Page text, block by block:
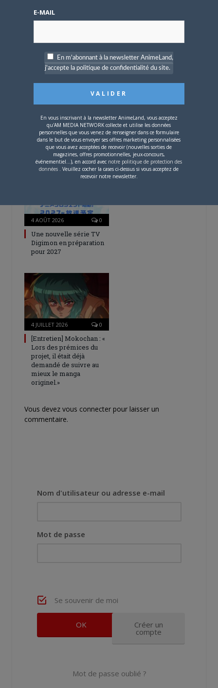
ARTICLES LIÉS
5 AOÛT 2026
L’AnimeLand Hors-Série
– Spécial Posters est
disponible !
4 AOÛT 2026 0
Une nouvelle série TV
Digimon en préparation
pour 2027
4 JUILLET 2026 0
[Entretien] Mokochan : «
Lors des prémices du
projet, il était déjà
demandé de suivre au
mieux le manga
originel.»
Vous devez vous connecter pour laisser un
commentaire.
Nom d'utilisateur ou adresse e-mail
Mot de passe
Se souvenir de moi
Créer un
compte
Mot de passe oublié ?
E-MAIL
En m'abonnant à la newsletter AnimeLand,
j'accepte la politique de confidentialité du site.
En vous inscrivant à la newsletter AnimeLand, vous acceptez
qu'AM MEDIA NETWORK collecte et utilise les données
personnelles que vous venez de renseigner dans ce formulaire
dans le but de vous envoyer ses offres marketing personnalisées
que vous avez acceptées de recevoir (nouvelles sorties de
magazines, offres promotionnelles, jeux-concours,
événementiel...), en accord avec notre politique de protection des
données . Veuillez cocher la cases ci-dessus si vous acceptez de
recevoir notre newsletter.